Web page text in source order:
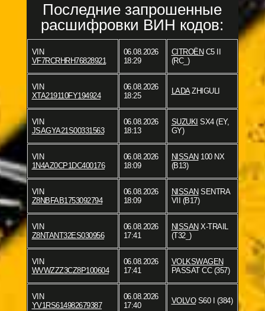
Последние запрошенные
расшифровки ВИН кодов:
VIN
VF7RCRHRH76828921
06.08.2026
18:29
CITROËN C5 II
(RC_)
VIN
XTA219110FY194924
06.08.2026
18:25
LADAZHIGULI
VIN
JSAGYA21S00331563
06.08.2026
18:13
SUZUKI SX4 (EY,
GY)
VIN
1N4AZ0CP1DC400176
06.08.2026
18:09
NISSAN 100 NX
(B13)
VIN
Z8NBFAB1753092794
06.08.2026
18:09
NISSAN SENTRA
VII (B17)
VIN
Z8NTANT32ES030956
06.08.2026
17:41
NISSAN X-TRAIL
(T32_)
VIN
WVWZZZ3CZ8P100604
06.08.2026
17:41
VOLKSWAGEN
PASSAT CC (357)
VIN
YV1RS614982679387
06.08.2026
17:40
VOLVOS60 I (384)